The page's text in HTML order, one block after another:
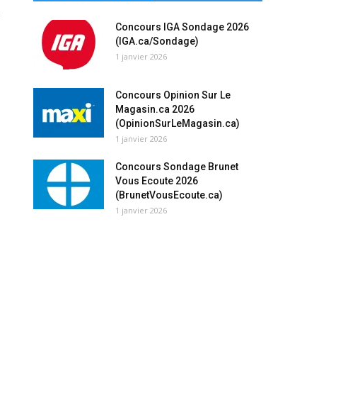
Concours IGA Sondage 2026
(IGA.ca/Sondage)
1 janvier 2026
Concours Opinion Sur Le
Magasin.ca 2026
(OpinionSurLeMagasin.ca)
1 janvier 2026
Concours Sondage Brunet
Vous Ecoute 2026
(BrunetVousEcoute.ca)
1 janvier 2026